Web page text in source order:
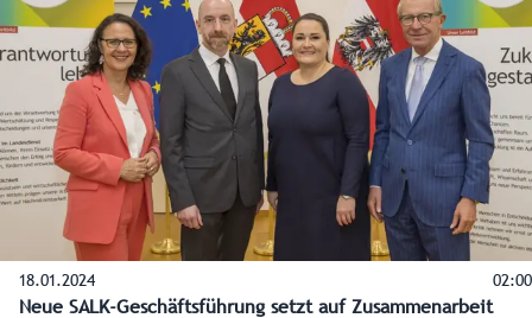
diesem Jahr ergeben.
18.01.2024 02:00
Neue SALK-Geschäftsführung setzt auf Zusammenarbeit